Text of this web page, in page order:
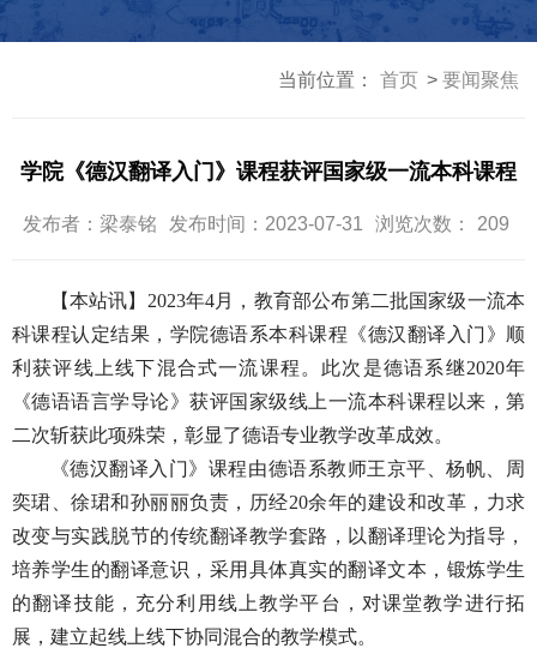
当前位置： 首页 要闻聚焦
学院《德汉翻译入门》课程获评国家级一流本科课程
发布者：梁泰铭 发布时间：2023-07-31 浏览次数： 209
【本站讯】2023年4月，教育部公布第二批国家级一流本
科课程认定结果，学院德语系本科课程《德汉翻译入门》顺
利获评线上线下混合式一流课程。此次是德语系继2020年
《德语语言学导论》获评国家级线上一流本科课程以来，第
二次斩获此项殊荣，彰显了德语专业教学改革成效。
《德汉翻译入门》课程由德语系教师王京平、杨帆、周
奕珺、徐珺和孙丽丽负责，历经20余年的建设和改革，力求
改变与实践脱节的传统翻译教学套路，以翻译理论为指导，
培养学生的翻译意识，采用具体真实的翻译文本，锻炼学生
的翻译技能，充分利用线上教学平台，对课堂教学进行拓
展，建立起线上线下协同混合的教学模式。